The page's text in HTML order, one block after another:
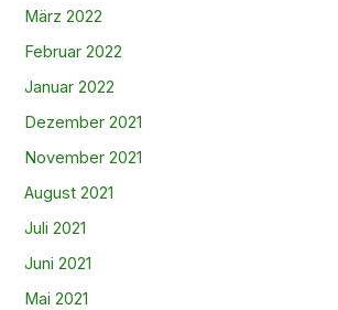
März 2022
Februar 2022
Januar 2022
Dezember 2021
November 2021
August 2021
Juli 2021
Juni 2021
Mai 2021